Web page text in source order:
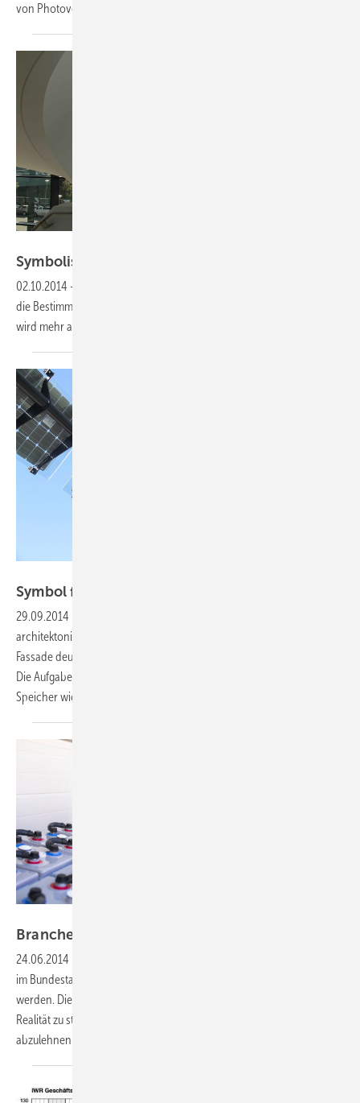
von Photovoltaiksystemen im
Symbolisch für die
02.10.2014 -
die Bestimmung wird schon durch die Fassade ersichtlich. Doch hier
wird mehr als nur Solarenergie
Symbol für die
29.09.2014
architektonisches Schmuckstück, der Zweck wird schon durch die
Fassade deutlich. Doch hier wird mehr als nur Solarenergie entwickelt.
Die Aufgaben haben sich gewandelt. Heute sind auch Kleinwind und
Speicher wichtige Themen.
Branche will tickende Bombe
24.06.2014
im Bundestag. Die Reform droht zur Bremse für die Energiewende zu
werden. Die Branchen fordern die Parlamentarier auf, sich der
Realität zu stellen und den Entwurf in der derzeit geplanten Form
abzulehnen.